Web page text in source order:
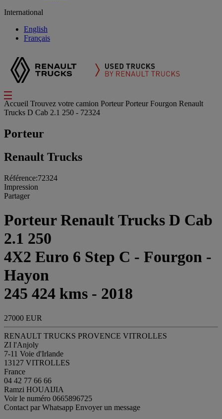
International
English
Français
Accueil Trouvez votre camion PorteurPorteur Fourgon Renault
Trucks D Cab 2.1 250 - 72324
Porteur
Renault Trucks
Référence:72324
Impression
Partager
Porteur Renault Trucks D Cab
2.1 250
4X2 Euro 6 Step C - Fourgon -
Hayon
245 424 kms - 2018
27000 EUR
RENAULT TRUCKS PROVENCE VITROLLES
ZI l'Anjoly
7-11 Voie d'Irlande
13127 VITROLLES
France
04 42 77 66 66
Ramzi HOUAIJIA
Voir le numéro 0665896725
Contact par Whatsapp Envoyer un message